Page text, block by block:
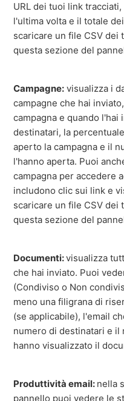
URL dei tuoi link
l'ultima volta e il totale
scaricare un file CSV dei
questa sezione del
Campagne: visualizza i
campagne che hai
campagna e quando
destinatari, la
aperto la campagna e il
l'hanno aperta. Puoi
campagna per accedere
includono clic sui link e
scaricare un file CSV dei
questa sezione del
Documenti:visualizza
che hai inviato. Puoi
(Condiviso o Non
meno una filigrana di
(se applicabile), l'email
numero di destinatari e il
hanno visualizzato il
Produttività email: nella
pannello puoi vedere le